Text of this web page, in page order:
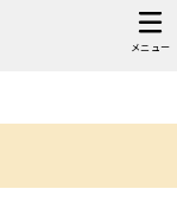
メニュー